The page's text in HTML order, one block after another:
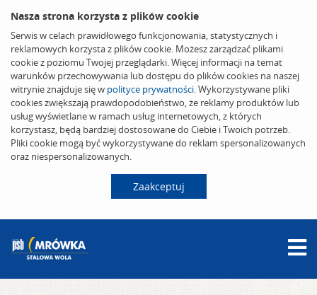
Nasza strona korzysta z plików cookie
Serwis w celach prawidłowego funkcjonowania, statystycznych i
reklamowych korzysta z plików cookie. Możesz zarządzać plikami
cookie z poziomu Twojej przeglądarki. Więcej informacji na temat
warunków przechowywania lub dostępu do plików cookies na naszej
witrynie znajduje się w polityce prywatności. Wykorzystywane pliki
cookies zwiększają prawdopodobieństwo, że reklamy produktów lub
usług wyświetlane w ramach usług internetowych, z których
korzystasz, będą bardziej dostosowane do Ciebie i Twoich potrzeb.
Pliki cookie mogą być wykorzystywane do reklam spersonalizowanych
oraz niespersonalizowanych.
Zaakceptuj